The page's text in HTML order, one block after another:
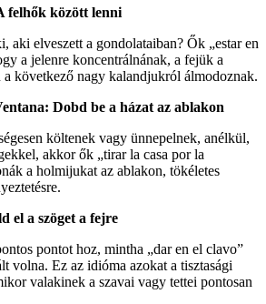
felhők között lenni
aki elveszett a gondolataiban? Ők „estar en
a jelenre koncentrálnának, a fejük a
következő nagy kalandjukról álmodoznak.
Dobd be a házat az ablakon
költenek vagy ünnepelnek, anélkül,
akkor ők „tirar la casa por la
a holmijukat az ablakon, tökéletes
el a szöget a fejre
pontot hoz, mintha „dar en el clavo”
volna. Ez az idióma azokat a tisztasági
valakinek a szavai vagy tettei pontosan